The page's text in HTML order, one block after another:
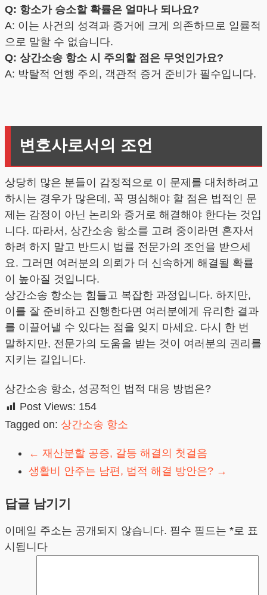
Q: 항소가 승소할 확률은 얼마나 되나요?
A: 이는 사건의 성격과 증거에 크게 의존하므로 일률적
으로 말할 수 없습니다.
Q: 상간소송 항소 시 주의할 점은 무엇인가요?
A: 박탈적 언행 주의, 객관적 증거 준비가 필수입니다.
변호사로서의 조언
상당히 많은 분들이 감정적으로 이 문제를 대처하려고
하시는 경우가 많은데, 꼭 명심해야 할 점은 법적인 문
제는 감정이 아닌 논리와 증거로 해결해야 한다는 것입
니다. 따라서, 상간소송 항소를 고려 중이라면 혼자서
하려 하지 말고 반드시 법률 전문가의 조언을 받으세
요. 그러면 여러분의 의뢰가 더 신속하게 해결될 확률
이 높아질 것입니다.
상간소송 항소는 힘들고 복잡한 과정입니다. 하지만,
이를 잘 준비하고 진행한다면 여러분에게 유리한 결과
를 이끌어낼 수 있다는 점을 잊지 마세요. 다시 한 번
말하지만, 전문가의 도움을 받는 것이 여러분의 권리를
지키는 길입니다.
상간소송 항소, 성공적인 법적 대응 방법은?
Post Views: 154
Tagged on: 상간소송 항소
← 재산분할 공증, 갈등 해결의 첫걸음
생활비 안주는 남편, 법적 해결 방안은? →
답글 남기기
이메일 주소는 공개되지 않습니다. 필수 필드는 *로 표
시됩니다